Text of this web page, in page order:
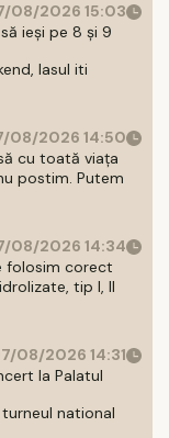
08/2026 15:03
ieși pe 8 și 9
Iasul iti
08/2026 14:50
cu toată viața
postim. Putem
08/2026 14:34
folosim corect
tip I, II
08/2026 14:31
la Palatul
national